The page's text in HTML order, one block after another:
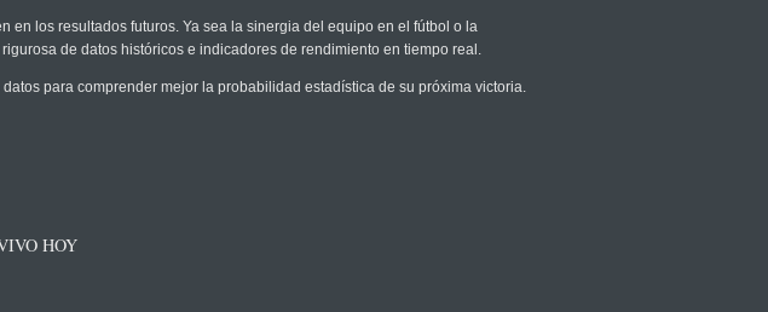
en los resultados futuros. Ya sea la sinergia del equipo en el fútbol o la
de datos históricos e indicadores de rendimiento en tiempo real.
para comprender mejor la probabilidad estadística de su próxima victoria.
HOY